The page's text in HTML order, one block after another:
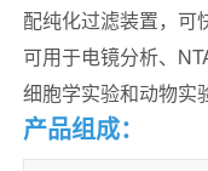
配纯化过滤装置，可
可用于电镜分析、
细胞学实验和动物实
产品组成：